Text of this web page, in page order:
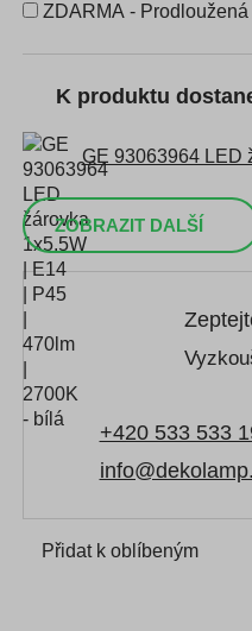
ZDARMA - Prodloužená
K produktu
GE 93063964 LED
ZOBRAZIT DALŠÍ
+420 533 533
Přidat k oblíbeným